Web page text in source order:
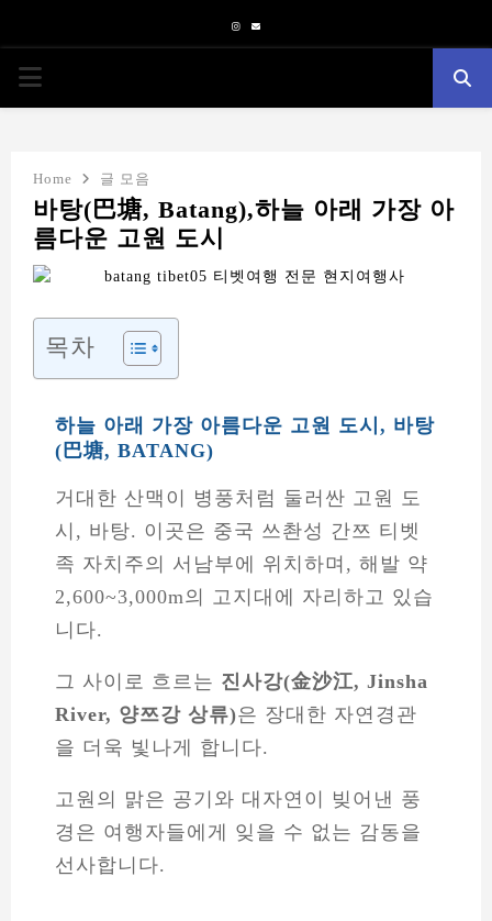
Instagram
Email
PRIMARY
Home 글 모음
바탕(巴塘, Batang),하늘 아래 가장 아
름다운 고원 도시
목차
하늘 아래 가장 아름다운 고원 도시, 바탕
(巴塘, BATANG)
거대한 산맥이 병풍처럼 둘러싼 고원 도
시, 바탕. 이곳은 중국 쓰촨성 간쯔 티벳
족 자치주의 서남부에 위치하며, 해발 약
2,600~3,000m의 고지대에 자리하고 있습
니다.
그 사이로 흐르는 진사강(金沙江, Jinsha
River, 양쯔강 상류)은 장대한 자연경관
을 더욱 빛나게 합니다.
고원의 맑은 공기와 대자연이 빚어낸 풍
경은 여행자들에게 잊을 수 없는 감동을
선사합니다.